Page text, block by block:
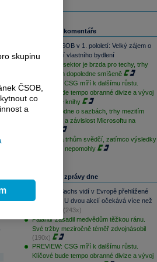
Související komentáře
Skupina ČSOB v 1. pololetí: Velký zájem o
financování vlastního bydlení
Paměťový sektor je brzda pro techy, trhy
jsou na tom dopoledne smíšeně
PREVIEW: CSG míří k dalšímu růstu.
Klíčové bude tempo obranné divize a vývoj
zakázkové knihy
ČNB rozhodne o sazbách, trhy mezitím
sledují Írán a závislost Microsoftu na
Geopolitika trhům svědčí, zatímco výsledky
sentimentu nepomohly
Nejčtenější zprávy dne
Goldman Sachs vidí v Evropě přehlížené
příležitosti. U dvou akcií očekává více než
(243x)
Palantir zasadil medvědům těžkou ránu.
Své tržby meziročně téměř zdvojnásobil
(190x)
PREVIEW: CSG míří k dalšímu růstu.
Klíčové bude tempo obranné divize a vývoj
skupinu
ČSOB,
co
a